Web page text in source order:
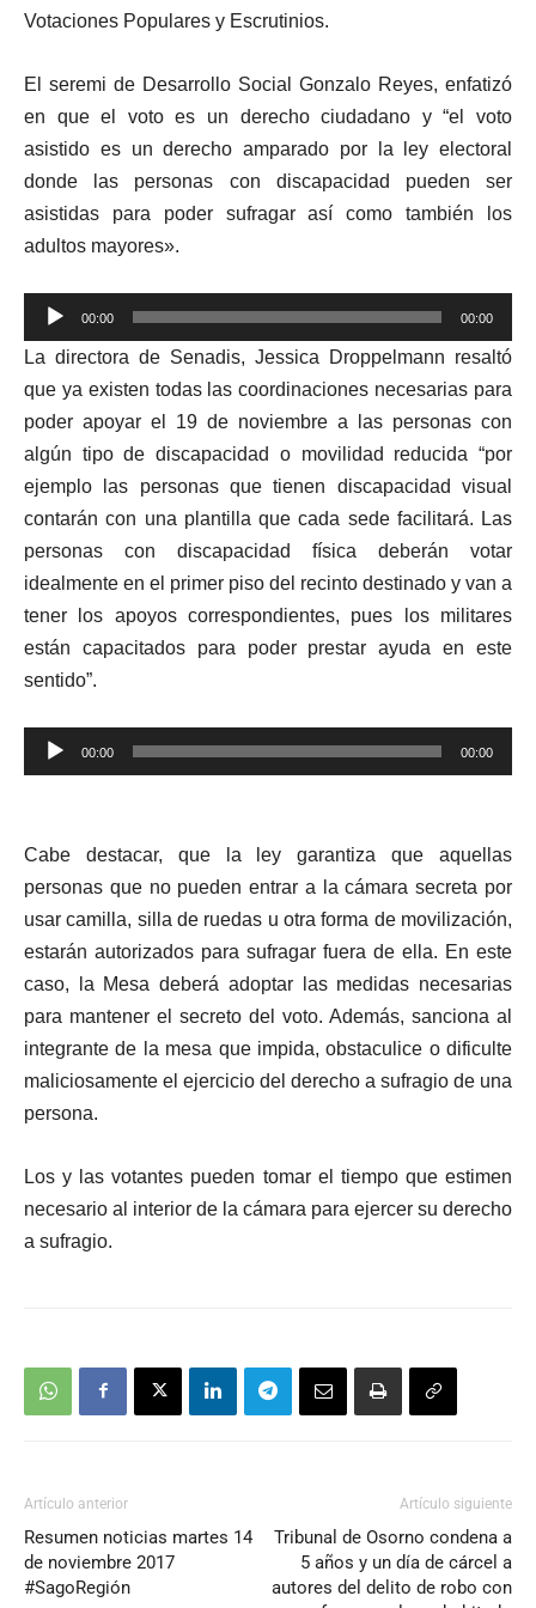
Votaciones Populares y Escrutinios.
El seremi de Desarrollo Social Gonzalo Reyes, enfatizó
en que el voto es un derecho ciudadano y “el voto
asistido es un derecho amparado por la ley electoral
donde las personas con discapacidad pueden ser
asistidas para poder sufragar así como también los
adultos mayores».
Reproductor
de
audio
00:00 00:00
La directora de Senadis, Jessica Droppelmann resaltó
que ya existen todas las coordinaciones necesarias para
poder apoyar el 19 de noviembre a las personas con
algún tipo de discapacidad o movilidad reducida “por
ejemplo las personas que tienen discapacidad visual
contarán con una plantilla que cada sede facilitará. Las
personas con discapacidad física deberán votar
idealmente en el primer piso del recinto destinado y van a
tener los apoyos correspondientes, pues los militares
están capacitados para poder prestar ayuda en este
sentido”.
Reproductor
de
00:00 00:00
Cabe destacar, que la ley garantiza que aquellas
personas que no pueden entrar a la cámara secreta por
usar camilla, silla de ruedas u otra forma de movilización,
estarán autorizados para sufragar fuera de ella. En este
caso, la Mesa deberá adoptar las medidas necesarias
para mantener el secreto del voto. Además, sanciona al
integrante de la mesa que impida, obstaculice o dificulte
maliciosamente el ejercicio del derecho a sufragio de una
persona.
Los y las votantes pueden tomar el tiempo que estimen
necesario al interior de la cámara para ejercer su derecho
a sufragio.
Artículo anterior
Resumen noticias martes 14
de noviembre 2017
#SagoRegión
Artículo siguiente
Tribunal de Osorno condena a
5 años y un día de cárcel a
autores del delito de robo con